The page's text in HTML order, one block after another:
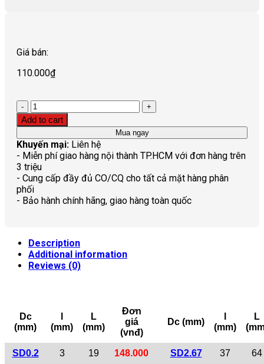
Giá bán:
110.000₫
Quantity
Add to cart
Mua ngay
Khuyến mại: Liên hệ
- Miễn phí giao hàng nội thành TP.HCM với đơn hàng trên
3 triệu
- Cung cấp đầy đủ CO/CQ cho tất cả mặt hàng phân
phối
- Bảo hành chính hãng, giao hàng toàn quốc
Description
Additional information
Reviews (0)
Dc
(mm)
(mm)
L
(mm)
Đơn
giá
(vnđ)
Dc (mm)
(mm)
L
SD0.2 3 19 148.000 SD2.67 37 64